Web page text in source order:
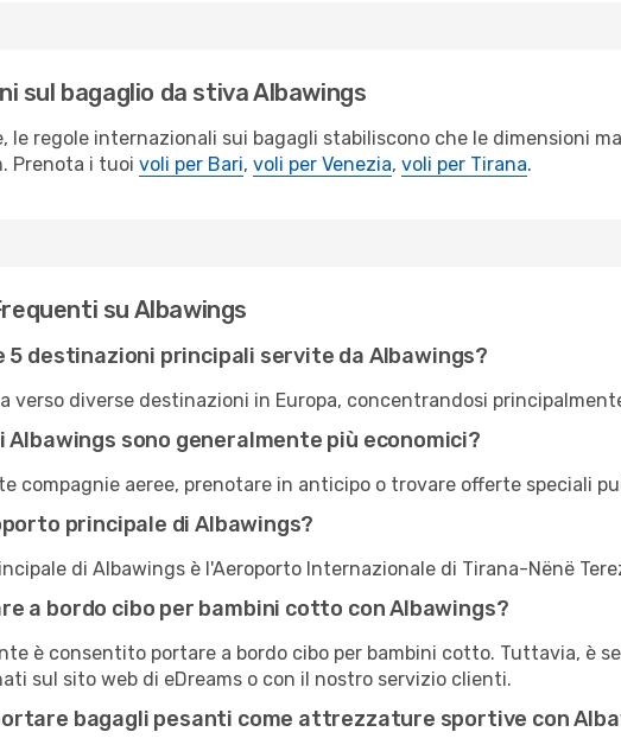
sul bagaglio da stiva Albawings
le regole internazionali sui bagagli stabiliscono che le dimensioni
Prenota i tuoi voli per Bari, voli per Venezia, voli per Tirana.
su Albawings
5 destinazioni principali servite da Albawings?
verso diverse destinazioni in Europa, concentrandosi
Albawings sono generalmente più economici?
compagnie aeree, prenotare in anticipo o trovare offerte speciali
principale di Albawings?
di Albawings è l'Aeroporto Internazionale di Tirana-Nënë
a bordo cibo per bambini cotto con Albawings?
è consentito portare a bordo cibo per bambini cotto. Tuttavia, è
sul sito web di eDreams o con il nostro servizio clienti.
bagagli pesanti come attrezzature sportive con